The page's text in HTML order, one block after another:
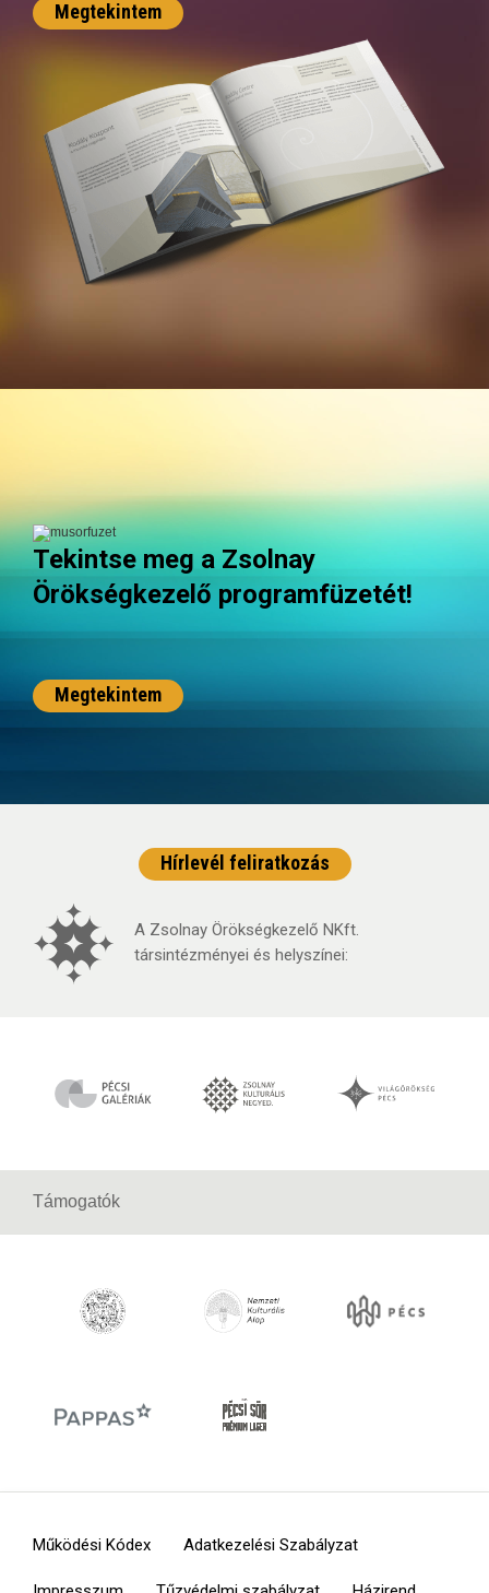
Megtekintem
Tekintse meg a Zsolnay
Örökségkezelő programfüzetét!
Megtekintem
Hírlevél feliratkozás
A Zsolnay Örökségkezelő NKft.
társintézményei és helyszínei:
Támogatók
Működési Kódex Adatkezelési Szabályzat